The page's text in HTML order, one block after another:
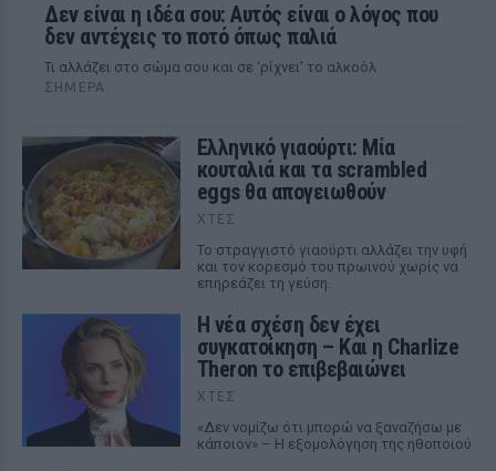
Δεν είναι η ιδέα σου: Αυτός είναι ο λόγος που
δεν αντέχεις το ποτό όπως παλιά
Τι αλλάζει στο σώμα σου και σε ‘ρίχνει’ το αλκοόλ
ΣΉΜΕΡΑ
Ελληνικό γιαούρτι: Μία
κουταλιά και τα scrambled
eggs θα απογειωθούν
ΧΤΕΣ
Το στραγγιστό γιαούρτι αλλάζει την υφή
και τον κορεσμό του πρωινού χωρίς να
επηρεάζει τη γεύση.
Η νέα σχέση δεν έχει
συγκατοίκηση – Και η Charlize
Theron το επιβεβαιώνει
ΧΤΕΣ
«Δεν νομίζω ότι μπορώ να ξαναζήσω με
κάποιον» – Η εξομολόγηση της ηθοποιού